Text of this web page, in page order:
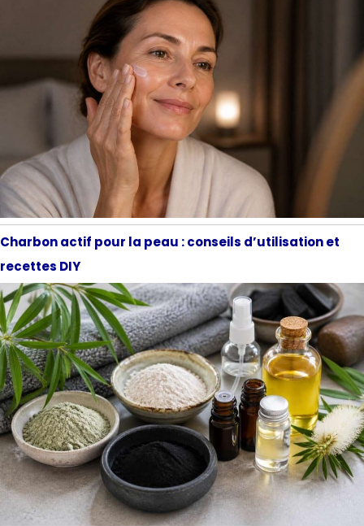
Charbon actif pour la peau : conseils d’utilisation et
recettes DIY